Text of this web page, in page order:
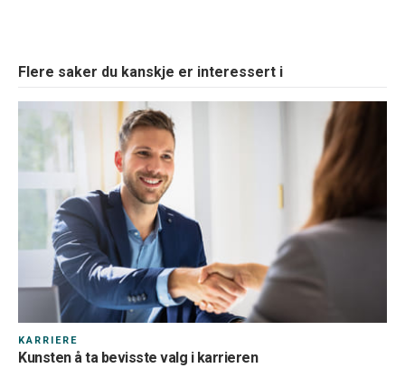
Flere saker du kanskje er interessert i
KARRIERE
Kunsten å ta bevisste valg i karrieren